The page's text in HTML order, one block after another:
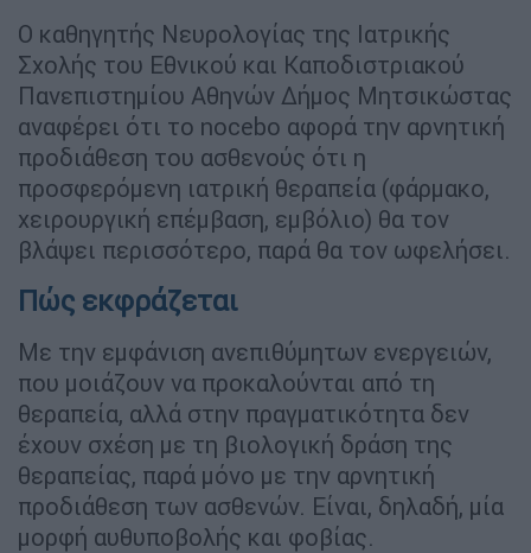
Ο καθηγητής Νευρολογίας της Ιατρικής
Σχολής του Εθνικού και Καποδιστριακού
Πανεπιστημίου Αθηνών Δήμος Μητσικώστας
αναφέρει ότι το nocebo αφορά την αρνητική
προδιάθεση του ασθενούς ότι η
προσφερόμενη ιατρική θεραπεία (φάρμακο,
χειρουργική επέμβαση, εμβόλιο) θα τον
βλάψει περισσότερο, παρά θα τον ωφελήσει.
Πώς εκφράζεται
Με την εμφάνιση ανεπιθύμητων ενεργειών,
που μοιάζουν να προκαλούνται από τη
θεραπεία, αλλά στην πραγματικότητα δεν
έχουν σχέση με τη βιολογική δράση της
θεραπείας, παρά μόνο με την αρνητική
προδιάθεση των ασθενών. Είναι, δηλαδή, μία
μορφή αυθυποβολής και φοβίας.